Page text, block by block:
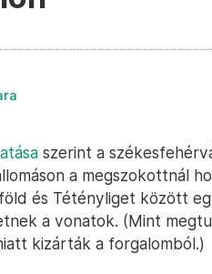
szerint a
a megszokottnál
és Tétényliget között
a vonatok. (Mint
kizárták a forgalomból.)